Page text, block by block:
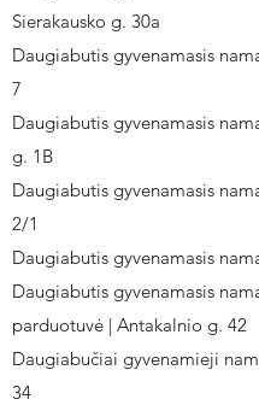
Sierakausko g. 30a
Daugiabutis gyvenamasis
7
Daugiabutis gyvenamasis
g. 1B
Daugiabutis gyvenamasis
2/1
Daugiabutis gyvenamasis
Daugiabutis gyvenamasis
parduotuvė | Antakalnio g. 42
Daugiabučiai gyvenamieji
34